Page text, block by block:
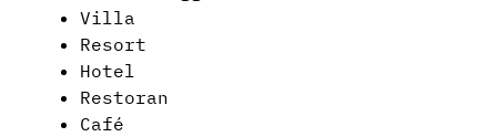
Villa
Resort
Hotel
Restoran
Café